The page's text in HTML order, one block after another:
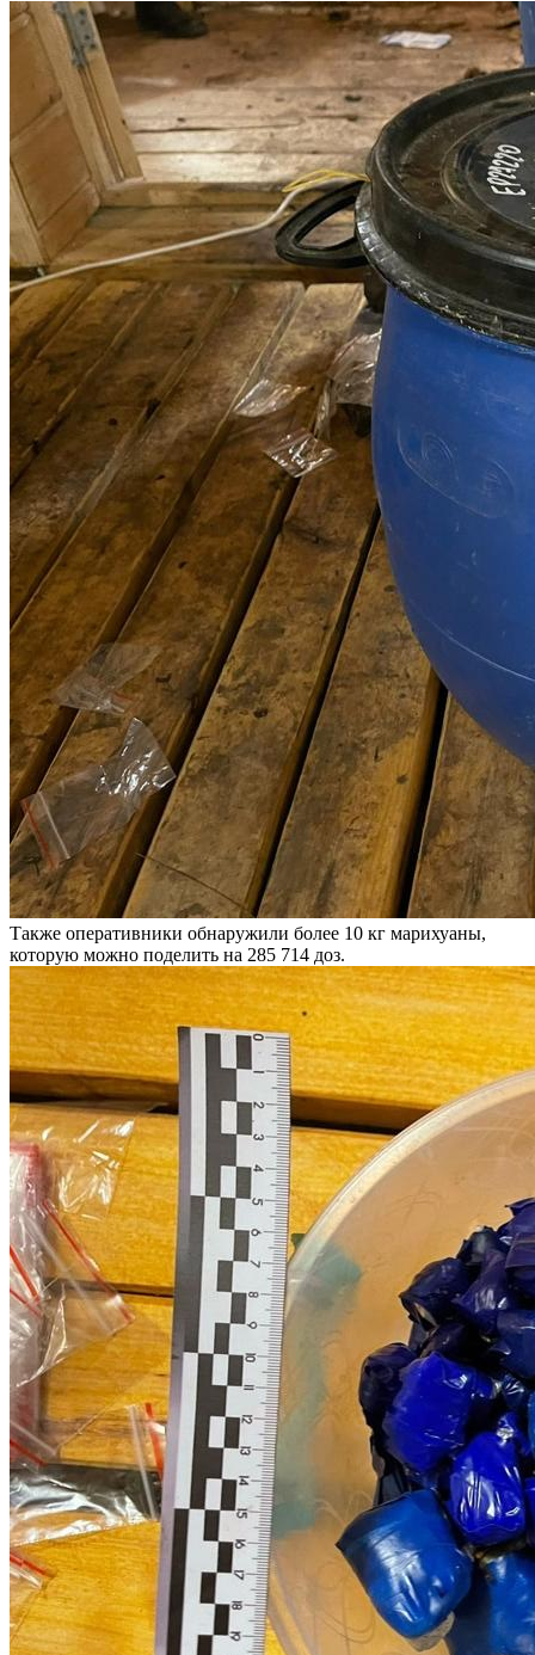
Также оперативники обнаружили более 10 кг марихуаны,
которую можно поделить на 285 714 доз.